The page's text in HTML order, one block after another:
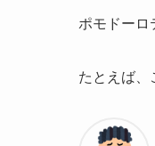
ポモドーロ
たとえば、